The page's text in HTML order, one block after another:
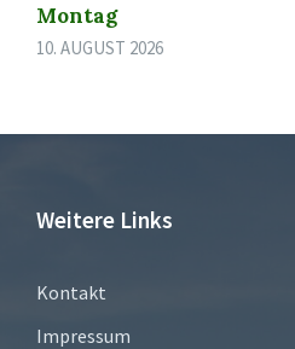
Montag
10. AUGUST 2026
Weitere Links
Kontakt
Impressum